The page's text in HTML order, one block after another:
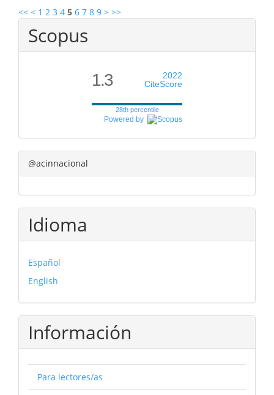
<< < 1 2 3 4 5 6 7 8 9 > >>
Scopus
1.3
2022
CiteScore
28th percentile
Powered by
@acinnacional
Idioma
Español
English
Información
Para lectores/as